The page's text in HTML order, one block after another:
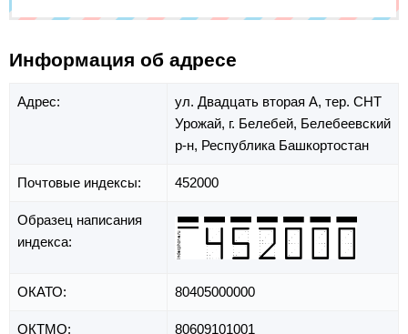
Информация об адресе
Адрес: ул. Двадцать вторая А, тер. СНТ
Урожай, г. Белебей, Белебеевский
р-н, Республика Башкортостан
Почтовые индексы: 452000
Образец написания
индекса:
ОКАТО: 80405000000
ОКТМО: 80609101001